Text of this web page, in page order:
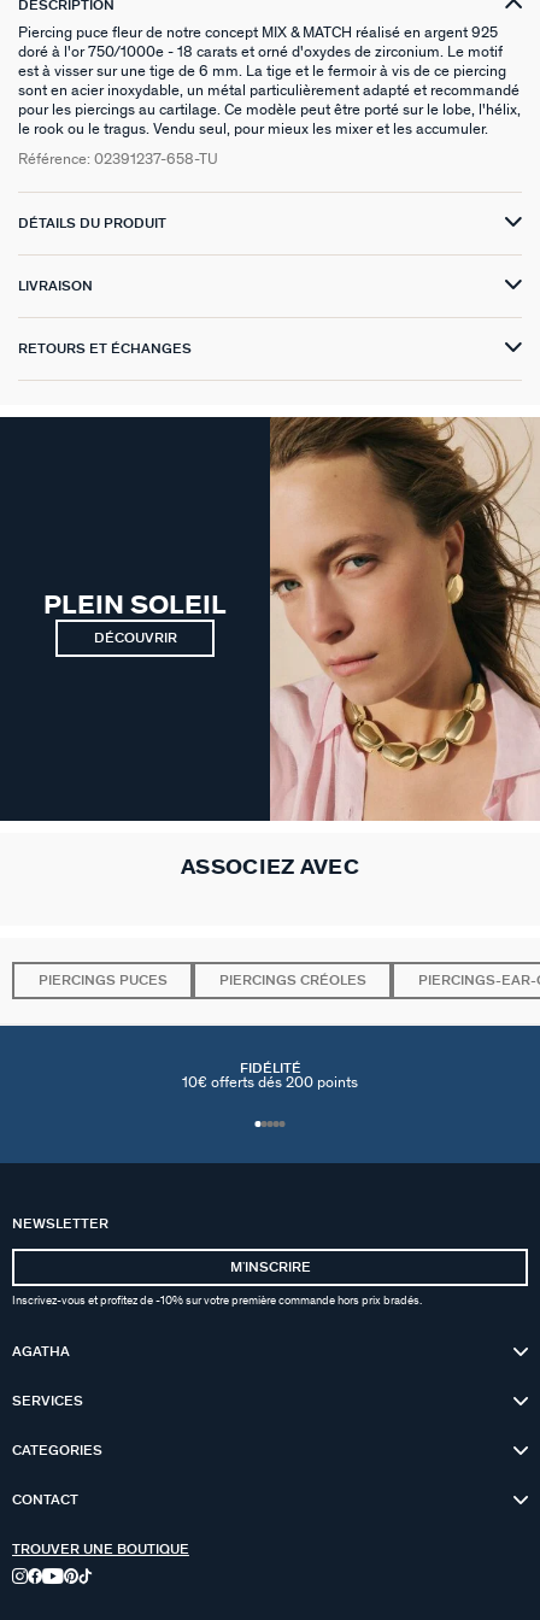
VICTOIRE
GÉNÉRATION AGATHA
DESCRIPTION
Piercing puce fleur de notre concept MIX & MATCH réalisé en argent 925
doré à l'or 750/1000e - 18 carats et orné d'oxydes de zirconium. Le motif
est à visser sur une tige de 6 mm. La tige et le fermoir à vis de ce piercing
sont en acier inoxydable, un métal particulièrement adapté et recommandé
pour les piercings au cartilage. Ce modèle peut être porté sur le lobe, l'hélix,
le rook ou le tragus. Vendu seul, pour mieux les mixer et les accumuler.
Référence: 02391237-658-TU
DÉTAILS DU PRODUIT
LIVRAISON
RETOURS ET ÉCHANGES
PLEIN SOLEIL
DÉCOUVRIR
ASSOCIEZ AVEC
PIERCINGS PUCES PIERCINGS CRÉOLES PIERCINGS-EAR-
FIDÉLITÉ
10€ offerts dés 200 points
NEWSLETTER
MʼINSCRIRE
Inscrivez-vous et profitez de -10% sur votre première commande hors prix bradés.
AGATHA
SERVICES
CATEGORIES
CONTACT
TROUVER UNE BOUTIQUE